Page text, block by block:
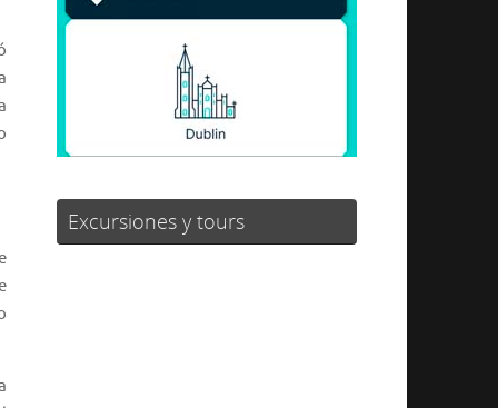
Excursiones y tours